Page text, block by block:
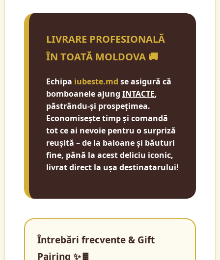
LIVRARE PROFESIONALĂ
ÎN TOATĂ MOLDOVA 🚚
Echipa iubeste.md se asigură că
bomboanele ajung INTACTE,
păstrându-și prospețimea.
Economisește timp și comandă
tot ce ai nevoie pentru o surpriză
reușită – de la baloane și băuturi
fine, până la acest deliciu iconic,
livrat direct la ușa destinatarului!
Întrebări frecvente & Gift
Pairing ✨🍫